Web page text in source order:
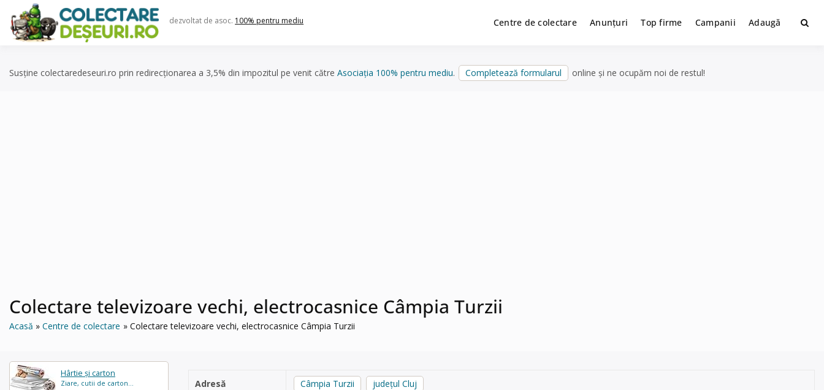
content
dezvoltat de asoc. 100% pentru mediu Centre de colectare Anunțuri Top firme Campanii Adaugă
Susține colectaredeseuri.ro prin redirecționarea a 3,5% din impozitul pe venit către Asociația 100% pentru mediu. Completează formularul online și ne ocupăm noi de restul!
Colectare televizoare vechi, electrocasnice Câmpia Turzii
Acasă Centre de colectare Colectare televizoare vechi, electrocasnice Câmpia Turzii
Hârtie și carton
Ziare, cutii de carton... Adresă Câmpia Turzii județul Cluj